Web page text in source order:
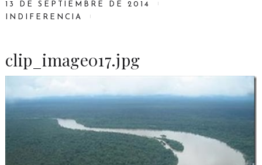
13 DE SEPTIEMBRE DE 2014
INDIFERENCIA
clip_image017.jpg